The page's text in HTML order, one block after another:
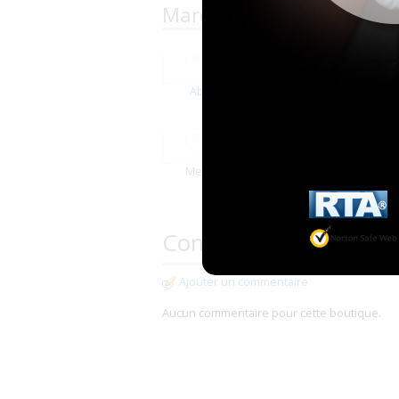
Marques proposées par
Abena
Mediset
Commentaires
Ajouter un commentaire
Aucun commentaire pour cette boutique.